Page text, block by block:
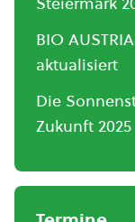
BIO
aktualisiert
Die
Zukunft 2025